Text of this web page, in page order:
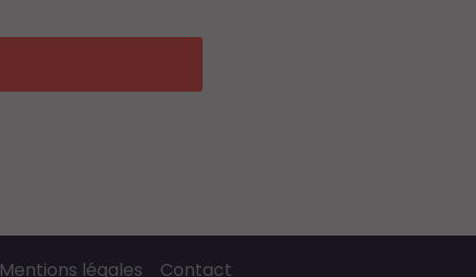
Mentions légales Contact